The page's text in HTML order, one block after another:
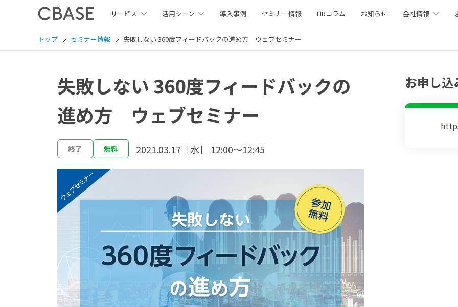
サービス 活用シーン 導入事例 セミナー情報 HRコラム お知らせ 会社情報
トップ セミナー情報 失敗しない 360度フィードバックの進め方 ウェブセミナー
失敗しない 360度フィードバックの
進め方 ウェブセミナー
終了 無料 2021.03.17［水］ 12:00〜12:45
お申し